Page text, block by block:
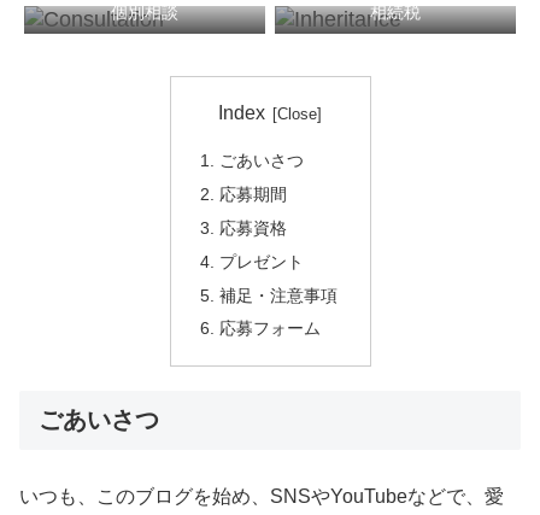
個別相談 相続税
税務顧問 確定申告
Index
ごあいさつ
応募期間
応募資格
プレゼント
補足・注意事項
応募フォーム
ごあいさつ
いつも、このブログを始め、SNSやYouTubeなどで、愛